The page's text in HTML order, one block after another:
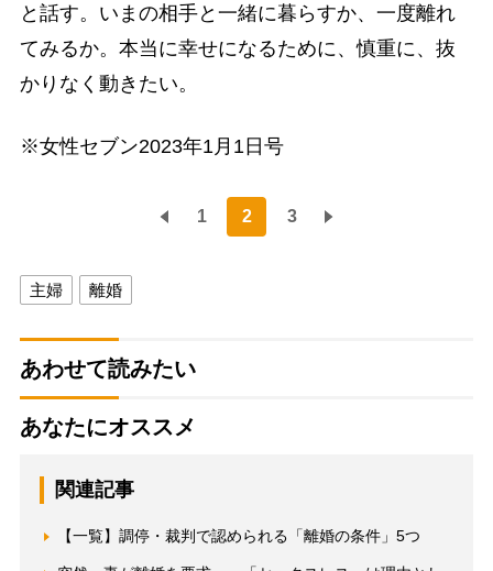
と話す。いまの相手と一緒に暮らすか、一度離れ
てみるか。本当に幸せになるために、慎重に、抜
かりなく動きたい。
※女性セブン2023年1月1日号
1 2 3
主婦 離婚
あわせて読みたい
あなたにオススメ
関連記事
【一覧】調停・裁判で認められる「離婚の条件」5つ